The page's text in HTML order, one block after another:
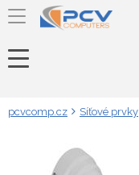
pcvcomp.cz Síťové prvky